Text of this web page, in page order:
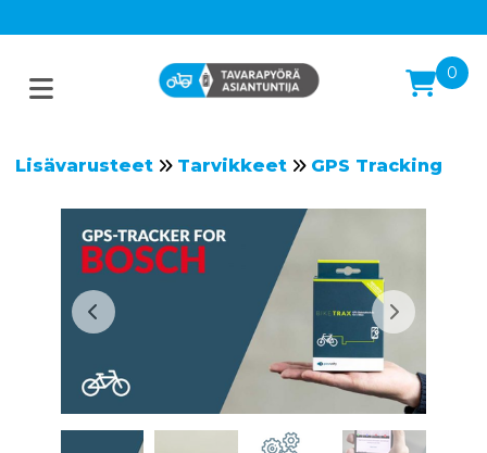
0
Lisävarusteet Tarvikkeet GPS Tracking